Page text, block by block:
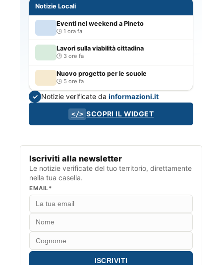
Notizie Locali
Eventi nel weekend a Pineto
1 ora fa
Lavori sulla viabilità cittadina
3 ore fa
Nuovo progetto per le scuole
5 ore fa
✓ Notizie verificate dainformazioni.it
</> SCOPRI IL WIDGET
Iscriviti alla newsletter
Le notizie verificate del tuo territorio, direttamente
nella tua casella.
EMAIL*